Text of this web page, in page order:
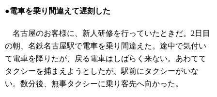
●電車を乗り間違えて遅刻した
名古屋のお客様に、新人研修を行っていたときだ。2日目
の朝、名鉄名古屋駅で電車を乗り間違えた。途中で気付い
て電車を降りたが、戻る電車はしばらく来ない。あわてて
タクシーを捕まえようとしたが、駅前にタクシーがいな
い。数分後、無事タクシーに乗り客先へ向かった。